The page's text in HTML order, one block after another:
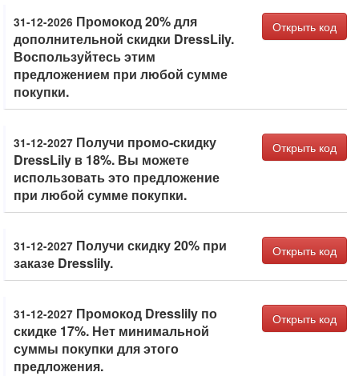
31-12-2026 Промокод 20% для
дополнительной скидки DressLily.
Воспользуйтесь этим
предложением при любой сумме
покупки.
Открыть код
31-12-2027 Получи промо-скидку
DressLily в 18%. Вы можете
использовать это предложение
при любой сумме покупки.
Открыть код
31-12-2027 Получи скидку 20% при
заказе Dresslily.
Открыть код
31-12-2027 Промокод Dresslily по
скидке 17%. Нет минимальной
суммы покупки для этого
предложения.
Открыть код